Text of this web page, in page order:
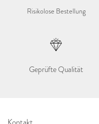
Risikolose Bestellung
Geprüfte Qualität